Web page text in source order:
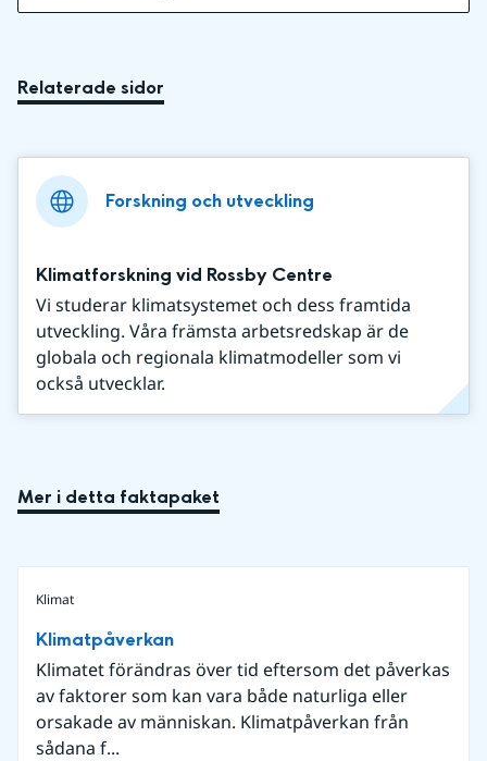
Relaterade sidor
Forskning och utveckling
Klimatforskning vid Rossby Centre
Vi studerar klimatsystemet och dess framtida
utveckling. Våra främsta arbetsredskap är de
globala och regionala klimatmodeller som vi
också utvecklar.
Mer i detta faktapaket
Klimat
Klimatpåverkan
Klimatet förändras över tid eftersom det påverkas
av faktorer som kan vara både naturliga eller
orsakade av människan. Klimatpåverkan från
sådana f...